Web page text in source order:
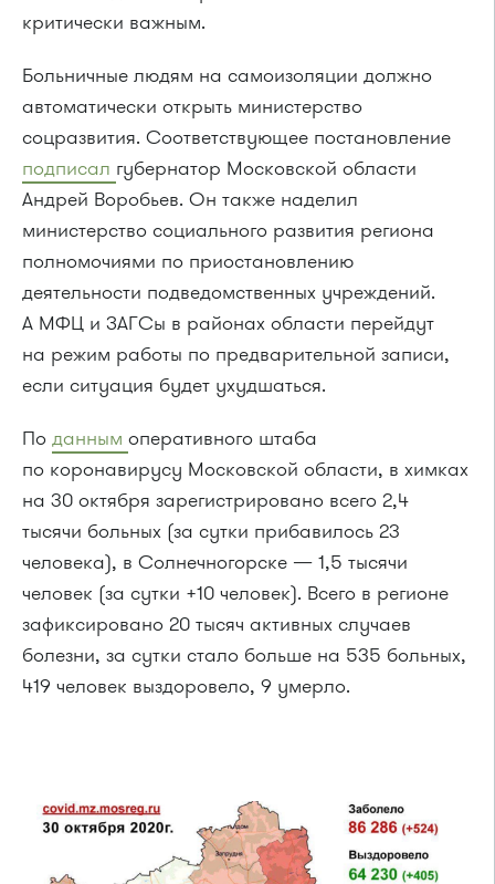
критически важным.
Больничные людям на самоизоляции должно
автоматически открыть министерство
соцразвития. Соответствующее постановление
подписал губернатор Московской области
Андрей Воробьев. Он также наделил
министерство социального развития региона
полномочиями по приостановлению
деятельности подведомственных учреждений.
А МФЦ и ЗАГСы в районах области перейдут
на режим работы по предварительной записи,
если ситуация будет ухудшаться.
По данным оперативного штаба
по коронавирусу Московской области, в химках
на 30 октября зарегистрировано всего 2,4
тысячи больных (за сутки прибавилось 23
человека), в Солнечногорске — 1,5 тысячи
человек (за сутки +10 человек). Всего в регионе
зафиксировано 20 тысяч активных случаев
болезни, за сутки стало больше на 535 больных,
419 человек выздоровело, 9 умерло.